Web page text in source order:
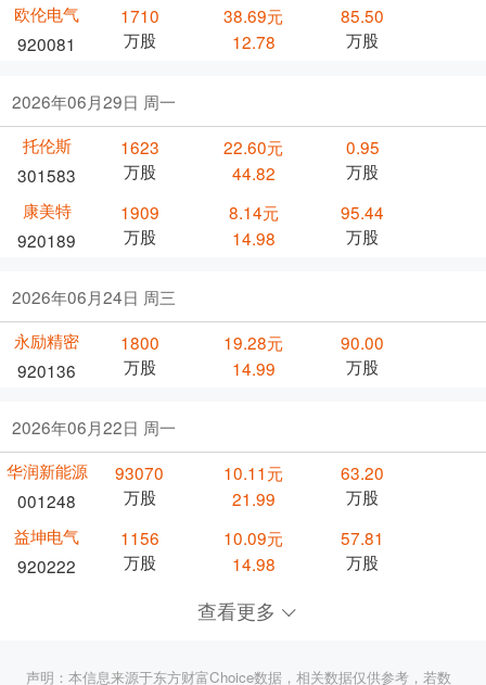
欧伦电气
920081
1710
万股
38.69元
12.78
85.50
万股
2026年06月29日 周一
托伦斯
301583
1623
万股
22.60元
44.82
0.95
万股
康美特
920189
1909
万股
8.14元
14.98
95.44
万股
2026年06月24日 周三
永励精密
920136
1800
万股
19.28元
14.99
90.00
万股
2026年06月22日 周一
华润新能源
001248
93070
万股
10.11元
21.99
63.20
万股
益坤电气
920222
1156
万股
10.09元
14.98
57.81
万股
查看更多
声明：本信息来源于东方财富Choice数据，相关数据仅供参考，若数